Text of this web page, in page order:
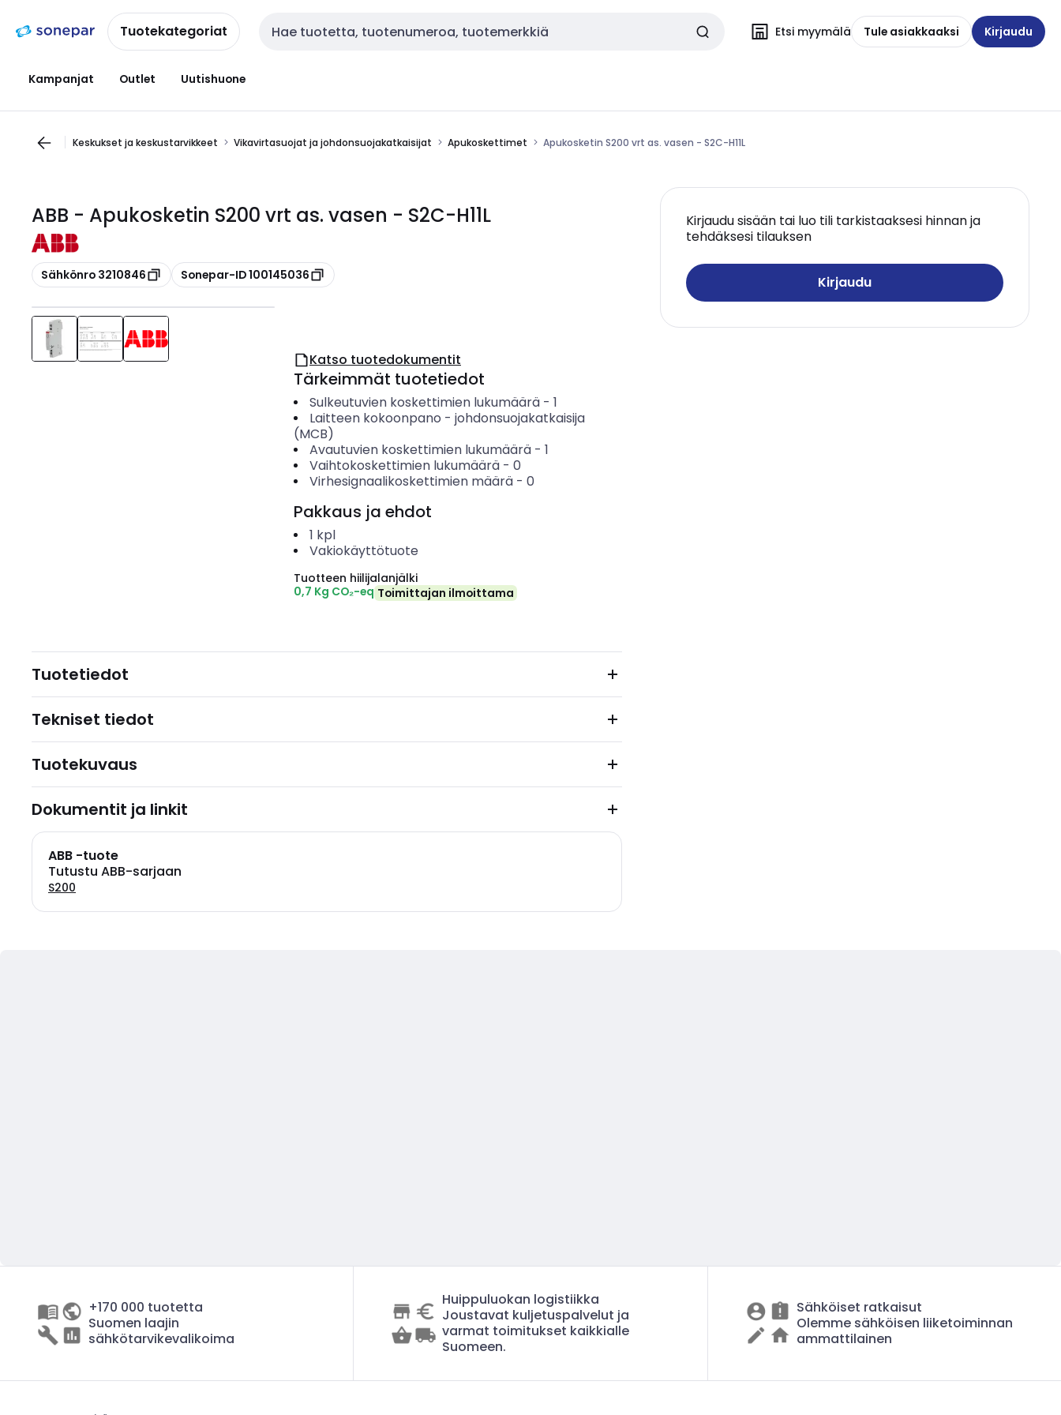
navigointiinsisältöönTuotekategoriat Haku Etsi myymälä Tule asiakkaaksi Kirjaudu
Kampanjat Outlet Uutishuone
Keskukset ja keskustarvikkeet Vikavirtasuojat ja johdonsuojakatkaisijat Apukoskettimet Apukosketin S200 vrt as. vasen - S2C-H11L
ABB - Apukosketin S200 vrt as. vasen - S2C-H11L
Kopioi
Sähkönro 3210846 Kopioi
Sonepar-ID 100145036
Kirjaudu sisään tai luo tili tarkistaaksesi hinnan ja
tehdäksesi tilauksen
Kirjaudu
Katso tuotedokumentit
Tärkeimmät tuotetiedot
Sulkeutuvien koskettimien lukumäärä- 1
Laitteen kokoonpano - johdonsuojakatkaisija
(MCB)
Avautuvien koskettimien lukumäärä- 1
Vaihtokoskettimien lukumäärä- 0
Virhesignaalikoskettimien määrä- 0
Pakkaus ja ehdot
1 kpl
Vakiokäyttötuote
Tuotteen hiilijalanjälki
0,7 Kg CO₂-eq Toimittajan ilmoittama
Tuotetiedot
Tekniset tiedot
Tuotekuvaus
Dokumentit ja linkit
ABB -tuote
Tutustu ABB-sarjaan
S200
+170 000 tuotetta
Suomen laajin
sähkötarvikevalikoima
Huippuluokan logistiikka
Joustavat kuljetuspalvelut ja
varmat toimitukset kaikkialle
Suomeen.
Sähköiset ratkaisut
Olemme sähköisen liiketoiminnan
ammattilainen